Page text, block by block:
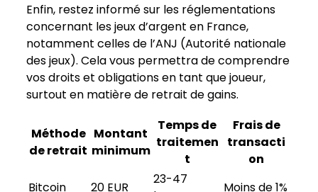
Enfin, restez informé sur les réglementations
concernant les jeux d’argent en France,
notamment celles de l’ANJ (Autorité nationale
des jeux). Cela vous permettra de comprendre
vos droits et obligations en tant que joueur,
surtout en matière de retrait de gains.
Méthode
de retrait
Montant
minimum
Temps de
traitemen
t
Frais de
transacti
on
Bitcoin
20 EUR
23-47
Moins de 1%